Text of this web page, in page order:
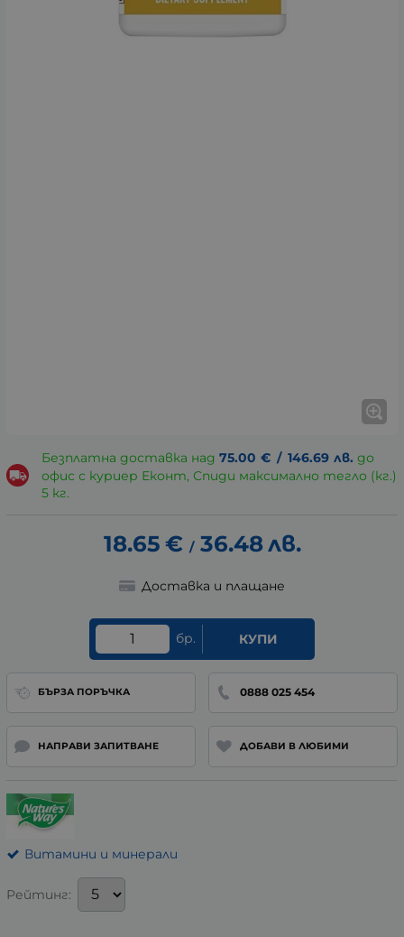
Безплатна доставка над 75.00 € / 146.69 лв. до
офис с куриер Еконт, Спиди максимално тегло (кг.)
5 кг.
18.65 € / 36.48лв.
Доставка и плащане
бр. КУПИ
БЪРЗА ПОРЪЧКА 0888 025 454
НАПРАВИ ЗАПИТВАНЕ ДОБАВИ В ЛЮБИМИ
Витамини и минерали
Рейтинг: